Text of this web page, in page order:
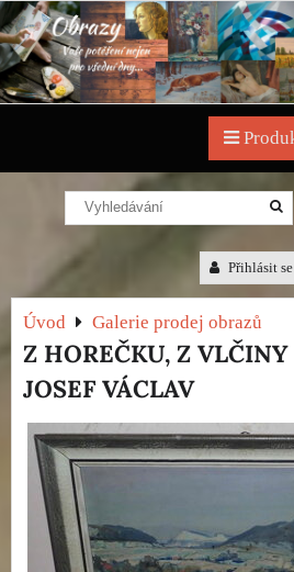
Přihlásit se
Úvod Galerie prodej obrazů
Z HOREČKU, Z
JOSEF VÁCLAV